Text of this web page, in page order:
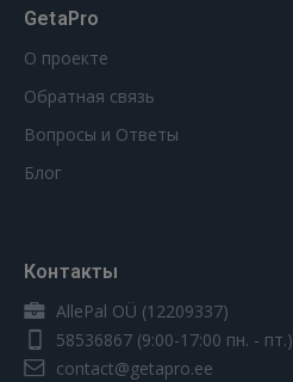
GetaPro
О проекте
Обратная связь
Вопросы и Ответы
Блог
Контакты
AllePal OÜ (12209337)
58536867 (9:00-17:00 пн. - пт.)
contact@getapro.ee